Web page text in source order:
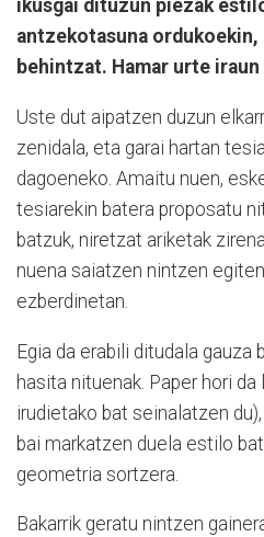
ikusgai dituzun piezak
antzekotasuna
behintzat. Hamar urte
Uste dut aipatzen duzun
zenidala, eta garai hartan
dagoeneko. Amaitu nuen,
tesiarekin batera proposatu
batzuk, niretzat ariketak
nuena saiatzen nintzen
ezberdinetan.
Egia da erabili ditudala gauza
hasita nituenak. Paper hori
irudietako bat seinalatzen
bai markatzen duela estilo
geometria sortzera.
Bakarrik geratu nintzen